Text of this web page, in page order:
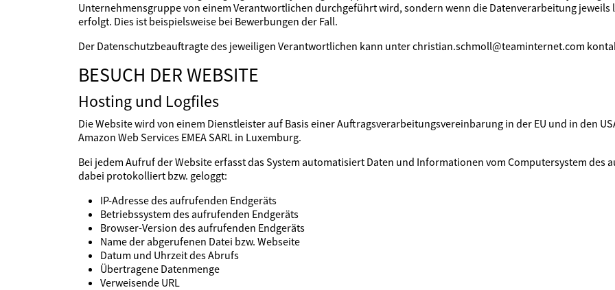
Unternehmensgruppe von einem Verantwortlichen durchgeführt wird, sondern wenn die Datenverarbeitung
erfolgt. Dies ist beispielsweise bei Bewerbungen der Fall.
Der Datenschutzbeauftragte des jeweiligen Verantwortlichen kann unter christian.schmoll@teaminternet.com
BESUCH DER WEBSITE
Hosting und Logfiles
Die Website wird von einem Dienstleister auf Basis einer Auftragsverarbeitungsvereinbarung in der EU und in den
Amazon Web Services EMEA SARL in Luxemburg.
Bei jedem Aufruf der Website erfasst das System automatisiert Daten und Informationen vom Computersystem des
dabei protokolliert bzw. geloggt:
IP-Adresse des aufrufenden Endgeräts
Betriebssystem des aufrufenden Endgeräts
Browser-Version des aufrufenden Endgeräts
Name der abgerufenen Datei bzw. Webseite
Datum und Uhrzeit des Abrufs
Übertragene Datenmenge
Verweisende URL